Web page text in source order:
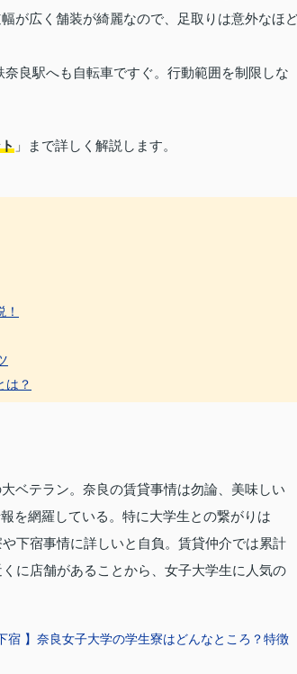
が広く舗装が綺麗なので、足取りは意外なほ
良駅へも自転車ですぐ。行動範囲を制限しな
」まで詳しく解説します。
は？
ベテラン。奈良の賃貸事情は勿論、美味しい
を網羅している。特に大学生との繋がりは
下宿事情に詳しいと自負。賃貸仲介では累計
に店舗があることから、女子大学生に人気の
】奈良女子大学の学生寮はどんなところ？特徴